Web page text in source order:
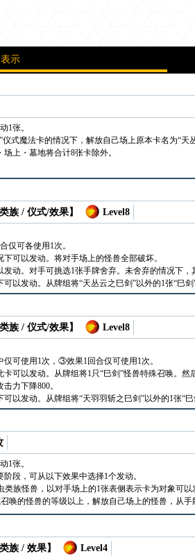
示
1张。
式魔法卡的情况下，解放自己场上原本卡名为“天
上・墓地将合计8张卡除外。
族 / 仪式/效果】 Level8
可各使用1次。
可以发动。将对手场上的怪兽全部破坏。
动。对手可挑选1张手牌舍弃。未舍弃的情况下，
以发动。从牌组将“天丛云之巳剑”以外的1张“巳剑
族 / 仪式/效果】 Level8
可使用1次，③效果1回合仅可使用1次。
可以发动。从牌组将1只“巳剑”怪兽特殊召唤。然
力下降800。
以发动。从牌组将“天羽羽斩之巳剑”以外的1张“
1张。
段，可从以下效果中选择1个发动。
类族怪兽，以对手场上的1张表侧表示卡为对象可以
唤的怪兽的等级以上，解放自己场上的怪兽，从手
族 / 效果】 Level4